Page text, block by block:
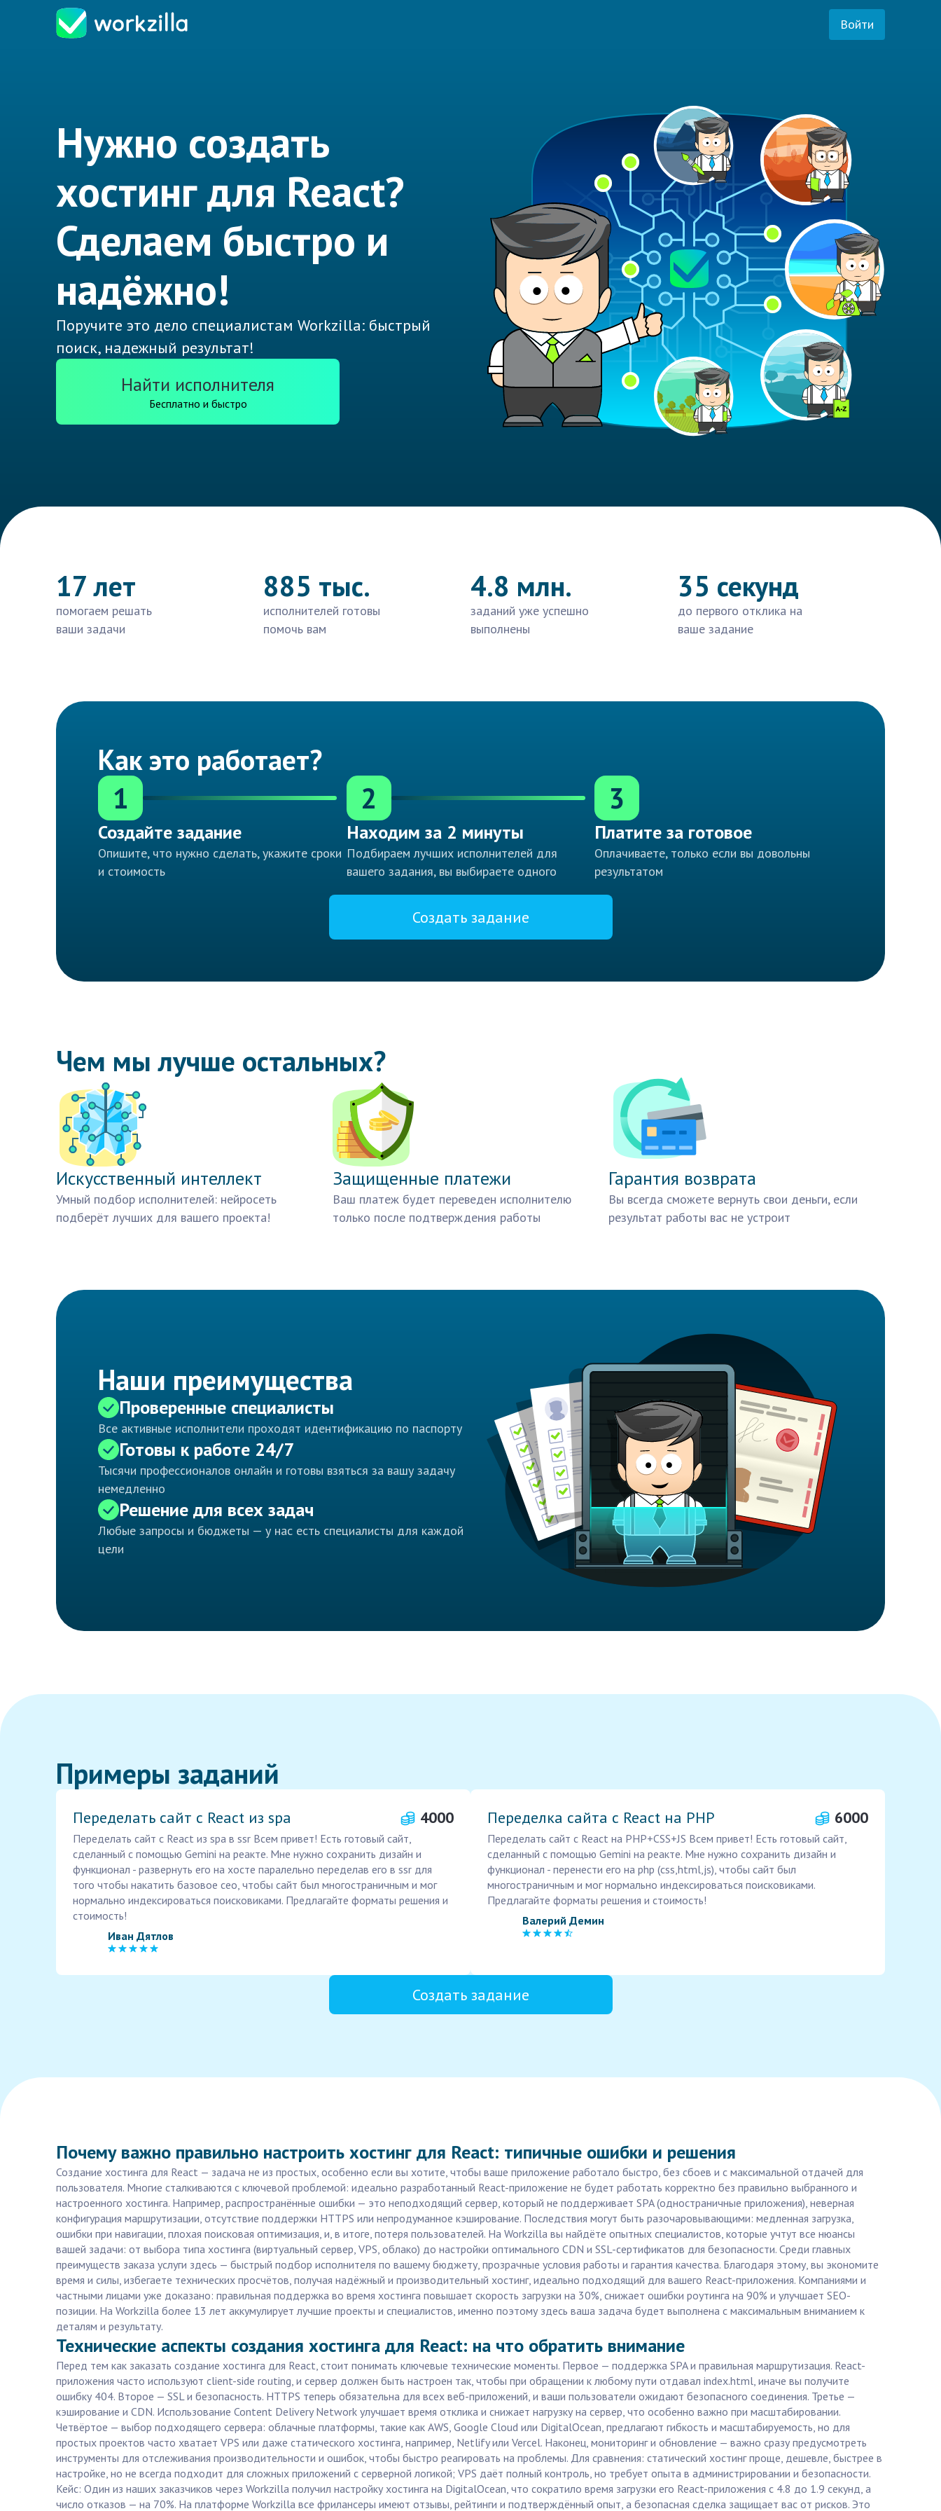
Войти
Нужно создать
хостинг для React?
Сделаем быстро и
надёжно!
Поручите это дело специалистам Workzilla: быстрый
поиск, надежный результат!
Найти исполнителя
Бесплатно и быстро
17 лет
помогаем решать
ваши задачи
885 тыс.
исполнителей готовы
помочь вам
4.8 млн.
заданий уже успешно
выполнены
35 секунд
до первого отклика на
ваше задание
Как это работает?
1
Создайте задание
Опишите, что нужно сделать, укажите сроки
и стоимость
2
Находим за 2 минуты
Подбираем лучших исполнителей для
вашего задания, вы выбираете одного
3
Платите за готовое
Оплачиваете, только если вы довольны
результатом
Создать задание
Чем мы лучше остальных?
Искусственный интеллект
Умный подбор исполнителей: нейросеть
подберёт лучших для вашего проекта!
Защищенные платежи
Ваш платеж будет переведен исполнителю
только после подтверждения работы
Гарантия возврата
Вы всегда сможете вернуть свои деньги, если
результат работы вас не устроит
Наши преимущества
Проверенные специалисты
Все активные исполнители проходят идентификацию по паспорту
Готовы к работе 24/7
Тысячи профессионалов онлайн и готовы взяться за вашу задачу
немедленно
Решение для всех задач
Любые запросы и бюджеты — у нас есть специалисты для каждой
цели
Примеры заданий
Переделать сайт с React из spa 4000
Переделать сайт с React из spa в ssr Всем привет! Есть готовый сайт,
сделанный с помощью Gemini на реакте. Мне нужно сохранить дизайн и
функционал - развернуть его на хосте паралельно переделав его в ssr для
того чтобы накатить базовое сео, чтобы сайт был многостраничным и мог
нормально индексироваться поисковиками. Предлагайте форматы решения и
стоимость!
Иван Дятлов
Переделка сайта с React на PHP 6000
Переделать сайт с React на PHP+CSS+JS Всем привет! Есть готовый сайт,
сделанный с помощью Gemini на реакте. Мне нужно сохранить дизайн и
функционал - перенести его на php (css,html,js), чтобы сайт был
многостраничным и мог нормально индексироваться поисковиками.
Предлагайте форматы решения и стоимость!
Валерий Демин
Создать задание
Почему важно правильно настроить хостинг для React: типичные ошибки и решения
Создание хостинга для React — задача не из простых, особенно если вы хотите, чтобы ваше приложение работало быстро, без сбоев и с максимальной отдачей для
пользователя. Многие сталкиваются с ключевой проблемой: идеально разработанный React-приложение не будет работать корректно без правильно выбранного и
настроенного хостинга. Например, распространённые ошибки — это неподходящий сервер, который не поддерживает SPA (одностраничные приложения), неверная
конфигурация маршрутизации, отсутствие поддержки HTTPS или непродуманное кэширование. Последствия могут быть разочаровывающими: медленная загрузка,
ошибки при навигации, плохая поисковая оптимизация, и, в итоге, потеря пользователей. На Workzilla вы найдёте опытных специалистов, которые учтут все нюансы
вашей задачи: от выбора типа хостинга (виртуальный сервер, VPS, облако) до настройки оптимального CDN и SSL-сертификатов для безопасности. Среди главных
преимуществ заказа услуги здесь — быстрый подбор исполнителя по вашему бюджету, прозрачные условия работы и гарантия качества. Благодаря этому, вы экономите
время и силы, избегаете технических просчётов, получая надёжный и производительный хостинг, идеально подходящий для вашего React-приложения. Компаниями и
частными лицами уже доказано: правильная поддержка во время хостинга повышает скорость загрузки на 30%, снижает ошибки роутинга на 90% и улучшает SEO-
позиции. На Workzilla более 13 лет аккумулирует лучшие проекты и специалистов, именно поэтому здесь ваша задача будет выполнена с максимальным вниманием к
деталям и результату.
Технические аспекты создания хостинга для React: на что обратить внимание
Перед тем как заказать создание хостинга для React, стоит понимать ключевые технические моменты. Первое — поддержка SPA и правильная маршрутизация. React-
приложения часто используют client-side routing, и сервер должен быть настроен так, чтобы при обращении к любому пути отдавал index.html, иначе вы получите
ошибку 404. Второе — SSL и безопасность. HTTPS теперь обязательна для всех веб-приложений, и ваши пользователи ожидают безопасного соединения. Третье —
кэширование и CDN. Использование Content Delivery Network улучшает время отклика и снижает нагрузку на сервер, что особенно важно при масштабировании.
Четвёртое — выбор подходящего сервера: облачные платформы, такие как AWS, Google Cloud или DigitalOcean, предлагают гибкость и масштабируемость, но для
простых проектов часто хватает VPS или даже статического хостинга, например, Netlify или Vercel. Наконец, мониторинг и обновление — важно сразу предусмотреть
инструменты для отслеживания производительности и ошибок, чтобы быстро реагировать на проблемы. Для сравнения: статический хостинг проще, дешевле, быстрее в
настройке, но не всегда подходит для сложных приложений с серверной логикой; VPS даёт полный контроль, но требует опыта в администрировании и безопасности.
Кейс: Один из наших заказчиков через Workzilla получил настройку хостинга на DigitalOcean, что сократило время загрузки его React-приложения с 4.8 до 1.9 секунд, а
число отказов — на 70%. На платформе Workzilla все фрилансеры имеют отзывы, рейтинги и подтверждённый опыт, а безопасная сделка защищает вас от рисков. Это